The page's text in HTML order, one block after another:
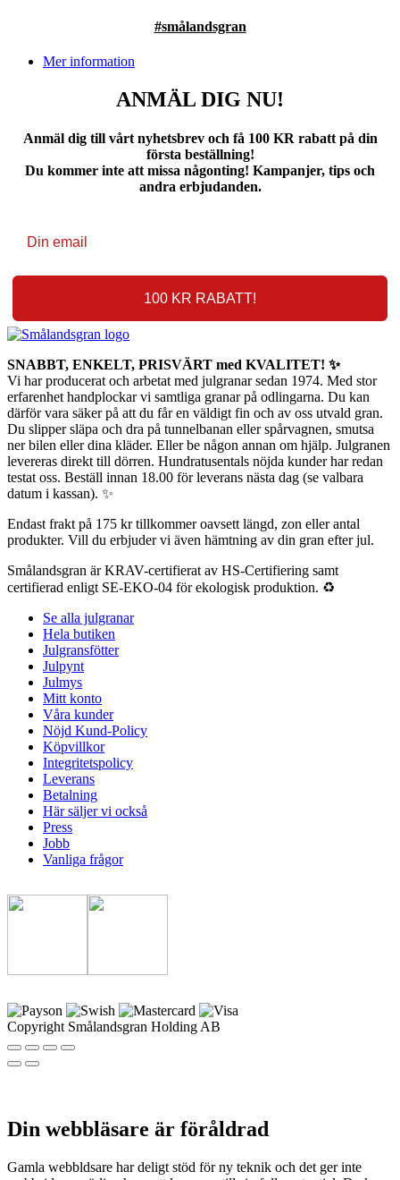
#smålandsgran
Mer information
ANMÄL DIG NU!
Anmäl dig till vårt nyhetsbrev och få 100 KR rabatt på din
första beställning!
Du kommer inte att missa någonting! Kampanjer, tips och
andra erbjudanden.
100 KR RABATT!
SNABBT, ENKELT, PRISVÄRT med KVALITET! ✨
Vi har producerat och arbetat med julgranar sedan 1974. Med stor
erfarenhet handplockar vi samtliga granar på odlingarna. Du kan
därför vara säker på att du får en väldigt fin och av oss utvald gran.
Du slipper släpa och dra på tunnelbanan eller spårvagnen, smutsa
ner bilen eller dina kläder. Eller be någon annan om hjälp. Julgranen
levereras direkt till dörren. Hundratusentals nöjda kunder har redan
testat oss. Beställ innan 18.00 för leverans nästa dag (se valbara
datum i kassan). ✨
Endast frakt på 175 kr tillkommer oavsett längd, zon eller antal
produkter. Vill du erbjuder vi även hämtning av din gran efter jul.
Smålandsgran är KRAV-certifierat av HS-Certifiering samt
certifierad enligt SE-EKO-04 för ekologisk produktion. ♻️
Se alla julgranar
Hela butiken
Julgransfötter
Julpynt
Julmys
Mitt konto
Våra kunder
Nöjd Kund-Policy
Köpvillkor
Integritetspolicy
Leverans
Betalning
Här säljer vi också
Press
Jobb
Vanliga frågor
Copyright Smålandsgran Holding AB
Din webbläsare är föråldrad
Gamla webbldsare har deligt stöd för ny teknik och det ger inte